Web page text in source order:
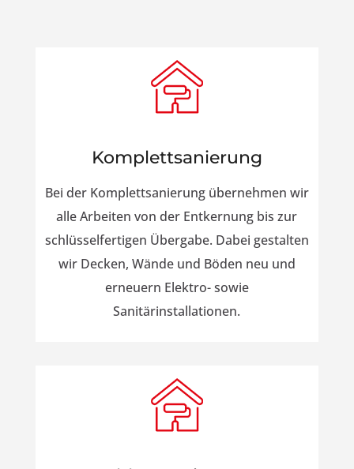
Komplettsanierung
Bei der Komplettsanierung übernehmen wir
alle Arbeiten von der Entkernung bis zur
schlüsselfertigen Übergabe. Dabei gestalten
wir Decken, Wände und Böden neu und
erneuern Elektro- sowie
Sanitärinstallationen.